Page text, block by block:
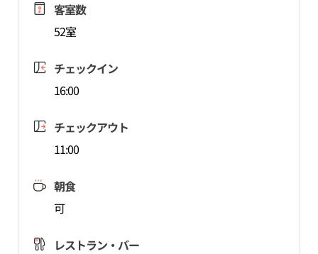
客室数
52室
チェックイン
16:00
チェックアウト
11:00
朝食
可
レストラン・バー